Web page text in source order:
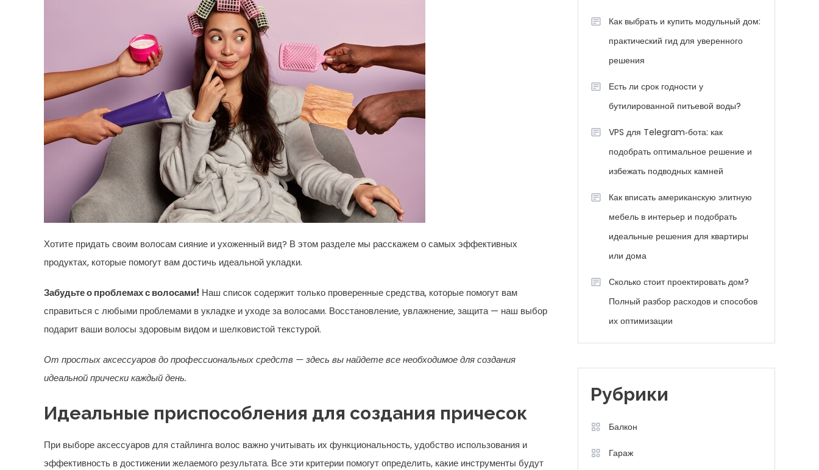
Хотите придать своим волосам сияние и ухоженный вид? В этом разделе мы расскажем о самых эффективных
продуктах, которые помогут вам достичь идеальной укладки.
Забудьте о проблемах с волосами! Наш список содержит только проверенные средства, которые помогут вам
справиться с любыми проблемами в укладке и уходе за волосами. Восстановление, увлажнение, защита — наш выбор
подарит ваши волосы здоровым видом и шелковистой текстурой.
От простых аксессуаров до профессиональных средств — здесь вы найдете все необходимое для создания
идеальной прически каждый день.
Идеальные приспособления для создания причесок
При выборе аксессуаров для стайлинга волос важно учитывать их функциональность, удобство использования и
эффективность в достижении желаемого результата. Все эти критерии помогут определить, какие инструменты будут
Как выбрать и купить модульный дом:
практический гид для уверенного
решения
Есть ли срок годности у
бутилированной питьевой воды?
VPS для Telegram‑бота: как
подобрать оптимальное решение и
избежать подводных камней
Как вписать американскую элитную
мебель в интерьер и подобрать
идеальные решения для квартиры
или дома
Сколько стоит проектировать дом?
Полный разбор расходов и способов
их оптимизации
Рубрики
Балкон
Гараж